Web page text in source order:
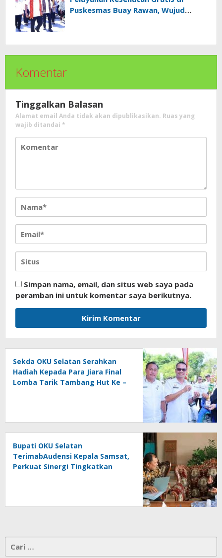
Puskesmas Buay Rawan, Wujud
Komentar
Tinggalkan Balasan
Alamat email Anda tidak akan dipublikasikan. Ruas yang
wajib ditandai *
Simpan nama, email, dan situs web saya pada
peramban ini untuk komentar saya berikutnya.
Sekda OKU Selatan Serahkan
Hadiah Kepada Para Jiara Final
Lomba Tarik Tambang Hut Ke –
Bupati OKU Selatan
TerimabAudensi Kepala Samsat,
Perkuat Sinergi Tingkatkan
untuk: